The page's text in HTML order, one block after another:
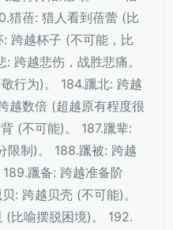
猎蓓: 猎人看到蓓蕾 (比
跨越杯子 (不可能，比
跨越悲伤，战胜悲痛。
行为)。 184.躐北: 跨越
越数倍 (超越原有程度很
(不可能)。 187.躐辈:
限制)。 188.躐被: 跨越
躐备: 跨越准备阶
: 跨越贝壳 (不可能)。
(比喻摆脱困境)。 192.